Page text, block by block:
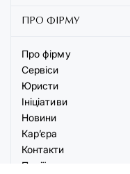
ПРО ФІРМУ
Про фірму
Сервіси
Юристи
Ініціативи
Новини
Кар’єра
Контакти
Події